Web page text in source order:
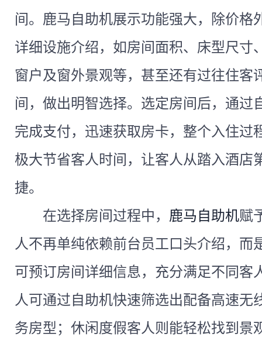
间。鹿马自助机展示功能强大，除价格
详细设施介绍，如房间面积、床型尺寸
窗户及窗外景观等，甚至还有过往住客
间，做出明智选择。选定房间后，通过
完成支付，迅速获取房卡，整个入住过
极大节省客人时间，让客人从踏入酒店
捷。
在选择房间过程中， 鹿马自助机赋
人不再单纯依赖前台员工口头介绍，而
可预订房间详细信息，充分满足不同客
人可通过自助机快速筛选出配备高速无
务房型；休闲度假客人则能轻松找到景